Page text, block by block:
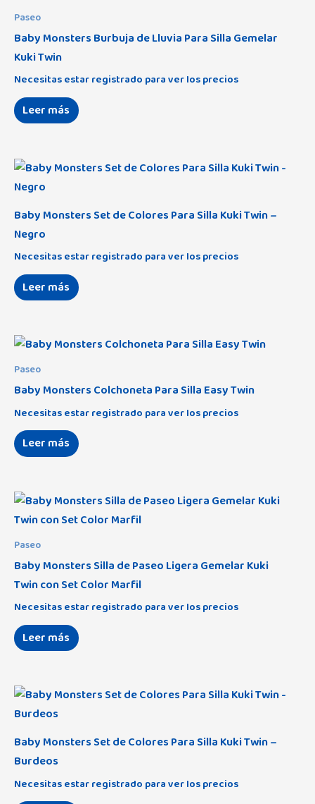
Paseo
Baby Monsters Burbuja de Lluvia Para Silla Gemelar
Kuki Twin
Necesitas estar registrado para ver los precios
Leer más
Baby Monsters Set de Colores Para Silla Kuki Twin –
Negro
Necesitas estar registrado para ver los precios
Leer más
Paseo
Baby Monsters Colchoneta Para Silla Easy Twin
Necesitas estar registrado para ver los precios
Leer más
Paseo
Baby Monsters Silla de Paseo Ligera Gemelar Kuki
Twin con Set Color Marfil
Necesitas estar registrado para ver los precios
Leer más
Baby Monsters Set de Colores Para Silla Kuki Twin –
Burdeos
Necesitas estar registrado para ver los precios